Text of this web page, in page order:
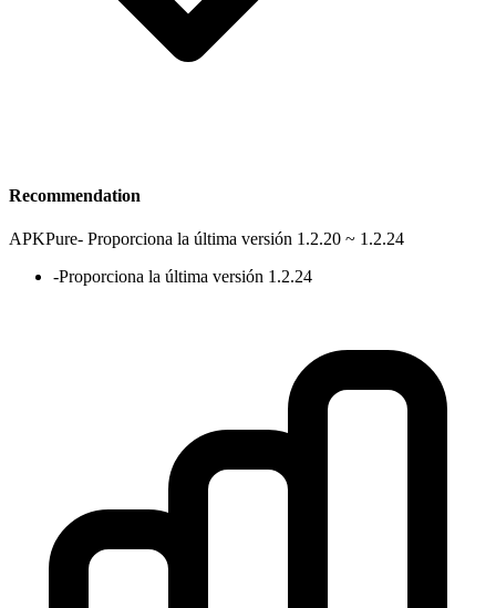
Recommendation
APKPure- Proporciona la última versión 1.2.20 ~ 1.2.24
-Proporciona la última versión 1.2.24